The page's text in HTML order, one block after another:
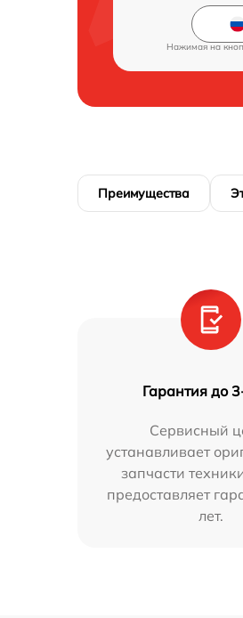
Нажимая на
Преимущества
Гарантия до
Сервисный
устанавливает
запчасти
предоставляет
лет.